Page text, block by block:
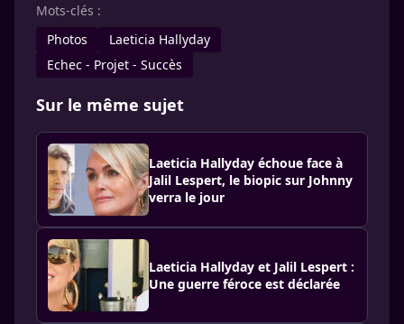
Mots-clés :
Photos
Laeticia Hallyday
Echec - Projet - Succès
Sur le même sujet
Laeticia Hallyday échoue face à
Jalil Lespert, le biopic sur Johnny
verra le jour
Laeticia Hallyday et Jalil Lespert :
Une guerre féroce est déclarée